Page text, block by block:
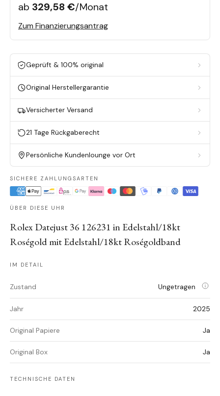
ab 329,58 €/Monat
Zum Finanzierungsantrag
Geprüft & 100% original
Original Herstellergarantie
Versicherter Versand
21 Tage Rückgaberecht
Persönliche Kundenlounge vor Ort
SICHERE ZAHLUNGSARTEN
ÜBER DIESE UHR
Rolex Datejust 36 126231 in Edelstahl/18kt
Roségold mit Edelstahl/18kt Roségoldband
IM DETAIL
Zustand Ungetragen
Jahr 2025
Original Papiere Ja
Original Box Ja
TECHNISCHE DATEN